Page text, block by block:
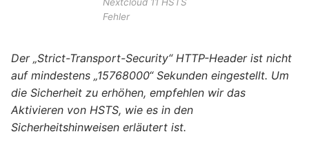
Nextcloud 11 HSTS
Fehler
Der „Strict-Transport-Security“ HTTP-Header ist nicht
auf mindestens „15768000“ Sekunden eingestellt. Um
die Sicherheit zu erhöhen, empfehlen wir das
Aktivieren von HSTS, wie es in den
Sicherheitshinweisen erläutert ist.